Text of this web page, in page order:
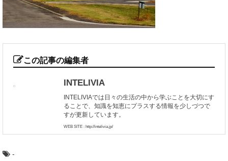
この記事の編集者
INTELIVIA
INTELIVIAでは日々の生活の中から学ぶことを大切にす
ることで、知識を知恵にプラスする情報を少しづつで
すが更新しています。
WEB SITE : http://intelivia.jp/
-